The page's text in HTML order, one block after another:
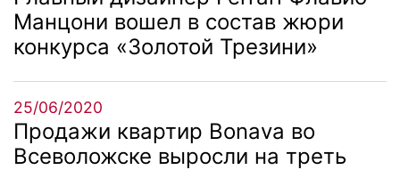
Манцони вошел в состав жюри
конкурса «Золотой Трезини»
25/06/2020
Продажи квартир Bonava во
Всеволожске выросли на треть